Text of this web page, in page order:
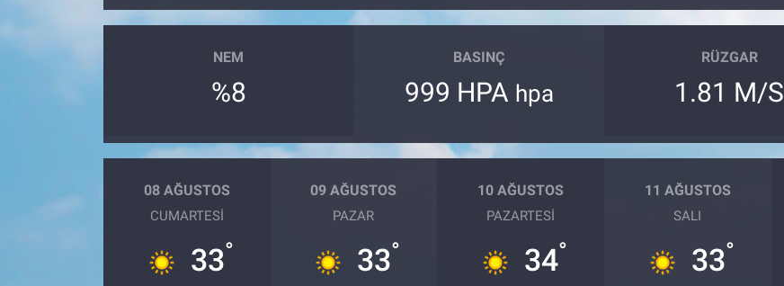
NEM
%8
BASINÇ
999 HPA hpa
RÜZGAR
1.81 M/S
08 AĞUSTOS
CUMARTESI
33°
09 AĞUSTOS
PAZAR
33°
10 AĞUSTOS
PAZARTESI
34°
11 AĞUSTOS
SALI
33°
MAGAZİN